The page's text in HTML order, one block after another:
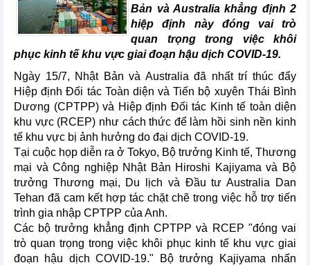
Bản và Australia khẳng định 2
hiệp định này đóng vai trò
quan trọng trong việc khôi
phục kinh tế khu vực giai đoạn hậu dịch COVID-19.
Ngày 15/7, Nhật Bản và Australia đã nhất trí thúc đẩy
Hiệp định Đối tác Toàn diện và Tiến bộ xuyên Thái Bình
Dương (CPTPP) và Hiệp định Đối tác Kinh tế toàn diện
khu vực (RCEP) như cách thức để làm hồi sinh nền kinh
tế khu vực bị ảnh hưởng do đại dịch COVID-19.
Tại cuộc họp diễn ra ở Tokyo, Bộ trưởng Kinh tế, Thương
mại và Công nghiệp Nhật Bản Hiroshi Kajiyama và Bộ
trưởng Thương mại, Du lịch và Đầu tư Australia Dan
Tehan đã cam kết hợp tác chặt chẽ trong việc hỗ trợ tiến
trình gia nhập CPTPP của Anh.
Các bộ trưởng khẳng định CPTPP và RCEP "đóng vai
trò quan trọng trong việc khôi phục kinh tế khu vực giai
đoạn hậu dịch COVID-19." Bộ trưởng Kajiyama nhấn